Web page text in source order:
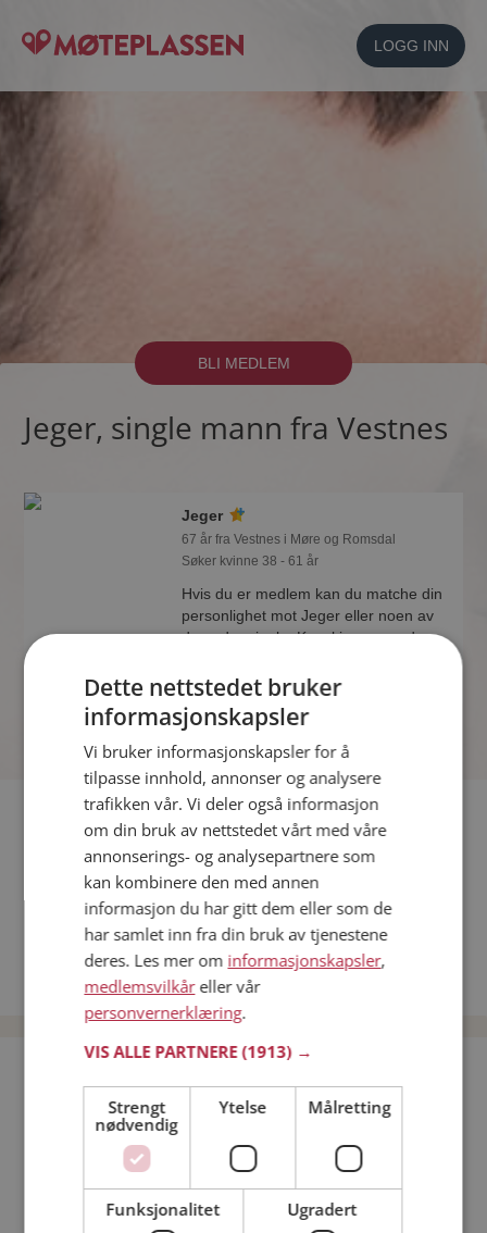
LOGG INN
BLI MEDLEM
Jeger, single mann fra Vestnes
Jeger
67 år fra Vestnes i Møre og Romsdal
Søker kvinne 38 - 61 år
Hvis du er medlem kan du matche din
personlighet mot Jeger eller noen av
de andre single. Kanskje passer dere
Fler single
Flere singlemenn fra Vestnes Nissan 63
Kvinner fra Vestnes
Date kvinner i Norge
Date menn i Norge
Jeg er en: Mann Kvinne
Min alder:
Dette nettstedet bruker
informasjonskapsler
Vi bruker informasjonskapsler for å
tilpasse innhold, annonser og analysere
trafikken vår. Vi deler også informasjon
om din bruk av nettstedet vårt med våre
annonserings- og analysepartnere som
kan kombinere den med annen
informasjon du har gitt dem eller som de
har samlet inn fra din bruk av tjenestene
deres. Les mer om informasjonskapsler,
medlemsvilkåreller vår
personvernerklæring.
VIS ALLE PARTNERE(1913) →
Strengt
nødvendig
Ytelse Målretting
Funksjonalitet Ugradert